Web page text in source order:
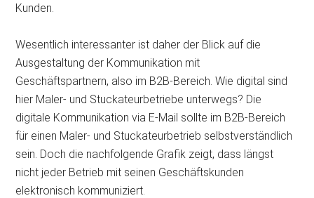
Kunden.
Wesentlich interessanter ist daher der Blick auf die
Ausgestaltung der Kommunikation mit
Geschäftspartnern, also im B2B-Bereich. Wie digital sind
hier Maler- und Stuckateurbetriebe unterwegs? Die
digitale Kommunikation via E-Mail sollte im B2B-Bereich
für einen Maler- und Stuckateurbetrieb selbstverständlich
sein. Doch die nachfolgende Grafik zeigt, dass längst
nicht jeder Betrieb mit seinen Geschäftskunden
elektronisch kommuniziert.